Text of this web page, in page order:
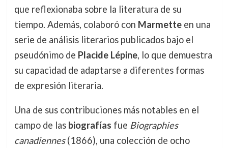
que reflexionaba sobre la literatura de su
tiempo. Además, colaboró con Marmetteen una
serie de análisis literarios publicados bajo el
pseudónimo de Placide Lépine, lo que demuestra
su capacidad de adaptarse a diferentes formas
de expresión literaria.
Una de sus contribuciones más notables en el
campo de las biografías fue Biographies
canadiennes(1866), una colección de ocho